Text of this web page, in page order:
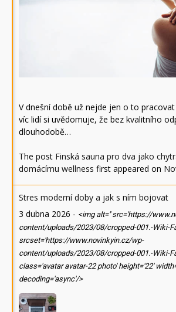
V dnešní době už nejde jen o to
víc lidí si uvědomuje, že bez kvalitního
dlouhodobě…
The post Finská sauna pro dva jako
domácímu wellness first appeared on
Stres moderní doby a jak s ním bojovat
3 dubna 2026 - <img alt='' src='https://
content/uploads/2023/08/cropped-001.-Wiki-
srcset='https://www.novinkyin.cz/wp-
content/uploads/2023/08/cropped-001.-Wiki-
class='avatar avatar-22 photo' height='22'
decoding='async'/>